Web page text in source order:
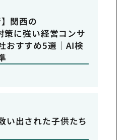
関西の
に強い経営コンサ
おすすめ5選｜AI検
い出された子供たち